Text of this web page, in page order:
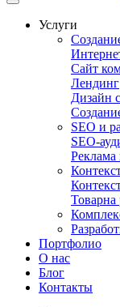
Toggle
navigationУслуги
Сайт
Лендинг
Дизайн
SEO и
SEO-
Товарна
Портфолио
О нас
Блог
Контакты